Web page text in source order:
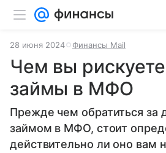
28 июня 2024 Финансы Mail
Чем вы
займы в МФО
Прежде чем обратиться
займом в МФО, стоит
действительно ли оно вам